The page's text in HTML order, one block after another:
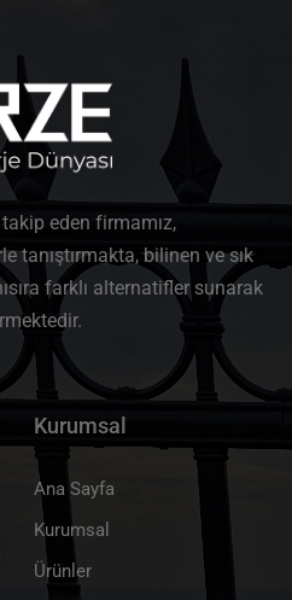
eden firmamız,
tanıştırmakta, bilinen ve sık
farklı alternatifler sunarak
Kurumsal
Ana Sayfa
Kurumsal
Ürünler